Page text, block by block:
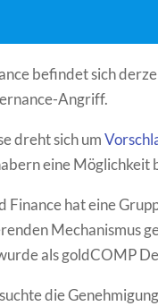
befindet sich
Angriff.
dreht sich um
eine Möglichkeit
Finance hat eine
Mechanismus
als goldCOMP
die